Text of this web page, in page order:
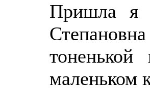
Пришла я
маленьком